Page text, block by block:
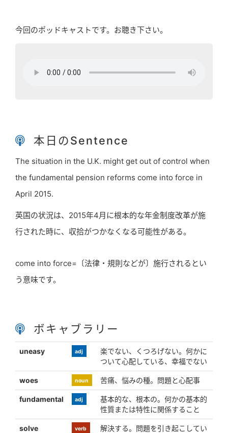
今回のポッドキャストです。お聴き下さい。
本日のSentence
The situation in the U.K. might get out of control when
the fundamental pension reforms come into force in
April 2015.
英国の状況は、2015年4月に根本的な年金制度改革が施
行された時に、収拾がつかなくなる可能性がある。
come into force=〔法律・規則などが〕施行されるとい
う意味です。
ボキャブラリー
uneasy adj
楽でない、くつろげない。何かに
ついて心配している、幸福でない
woes noun 苦痛、悩みの種。問題と心配事
fundamental adj
基本的な、根本の。何かの基本的
性質または特性に関係すること
solve verb
解決する。問題を引き起こしてい